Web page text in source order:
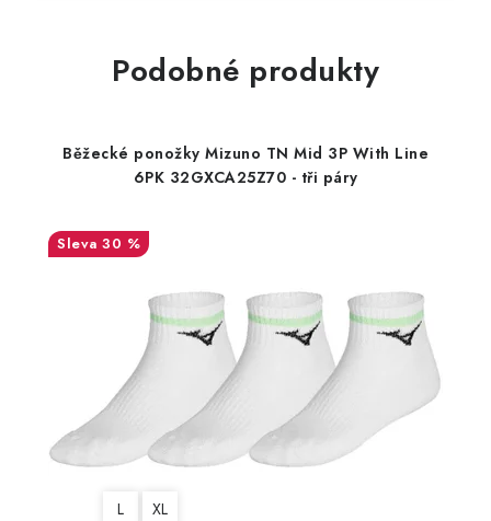
Podobné produkty
Běžecké ponožky Mizuno TN Mid 3P With Line
6PK 32GXCA25Z70 - tři páry
30 %
L XL